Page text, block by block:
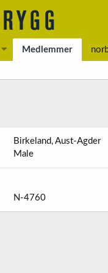
Medlemmer
Birkeland, Aust-Agder
Male
N-4760